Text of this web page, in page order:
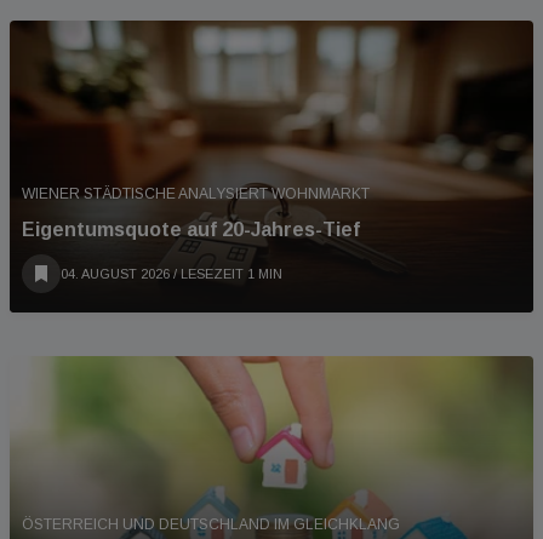
WIENER STÄDTISCHE ANALYSIERT WOHNMARKT
Eigentumsquote auf 20-Jahres-Tief
04. AUGUST 2026 / LESEZEIT 1 MIN
ÖSTERREICH UND DEUTSCHLAND IM GLEICHKLANG